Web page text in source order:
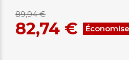
89,94 €
82,74 €